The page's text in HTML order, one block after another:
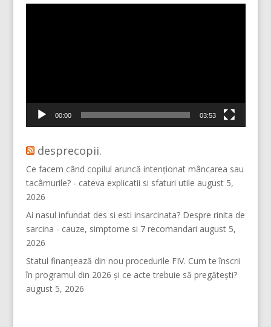
00:00 03:53
desprecopii.
Ce facem când copilul aruncă intenționat mâncarea sau
tacâmurile? - cateva explicatii si sfaturi utile august 5,
2026
Ai nasul infundat des si esti insarcinata? Despre rinita de
sarcina - cauze, simptome si 7 recomandari august 5,
2026
Statul finanțează din nou procedurile FIV. Cum te înscrii
în programul din 2026 și ce acte trebuie să pregătești?
august 5, 2026